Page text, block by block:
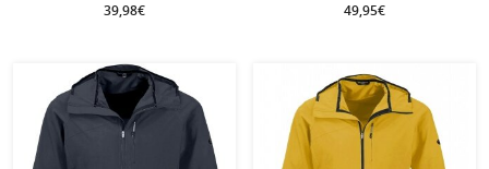
39,98€ 49,95€